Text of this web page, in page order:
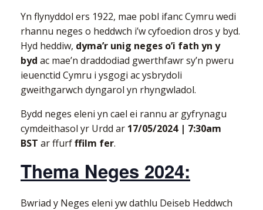
Yn flynyddol ers 1922, mae pobl ifanc Cymru wedi
rhannu neges o heddwch i’w cyfoedion dros y byd.
Hyd heddiw, dyma’r unig neges o’i fath yn y
byd ac mae’n draddodiad gwerthfawr sy’n pweru
ieuenctid Cymru i ysgogi ac ysbrydoli
gweithgarwch dyngarol yn rhyngwladol.
Bydd neges eleni yn cael ei rannu ar gyfrynagu
cymdeithasol yr Urdd ar 17/05/2024 | 7:30am
BST ar ffurfffilm fer.
Thema Neges 2024:
Bwriad y Neges eleni yw dathlu Deiseb Heddwch